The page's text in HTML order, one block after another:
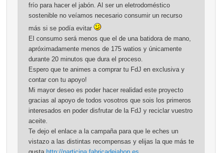
frío para hacer el jabón. Al ser un eletrodoméstico
sostenible no veíamos necesario consumir un recurso
más si se podía evitar
El consumo será menos que el de una batidora de mano,
apróximadamente menos de 175 watios y únicamente
durante 20 minutos que dura el proceso.
Espero que te animes a comprar tu FdJ en exclusiva y
contar con tu apoyo!
Mi mayor deseo es poder hacer realidad este proyecto
gracias al apoyo de todos vosotros que sois los primeros
interesados en poder disfrutar de la FdJ y reciclar vuestro
aceite.
Te dejo el enlace a la campaña para que le eches un
vistazo a las distintas recompensas y elijas la que más te